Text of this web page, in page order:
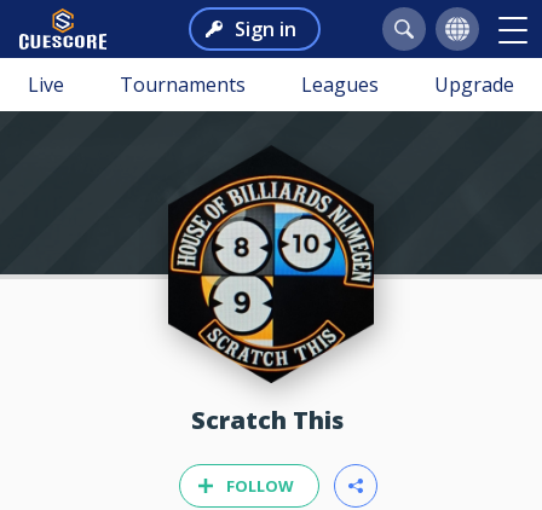
Sign in
Live Tournaments Leagues Upgrade
Scratch This
FOLLOW